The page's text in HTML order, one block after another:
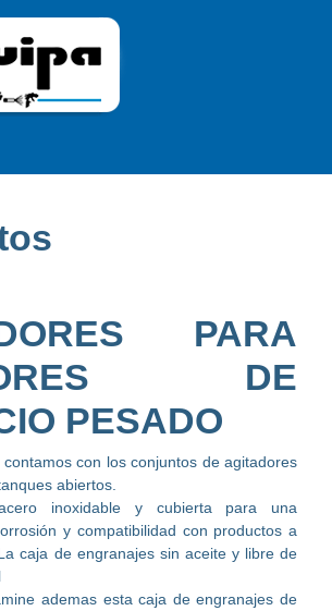
PARA
DE
PESADO
con los conjuntos de agitadores
abiertos.
inoxidable y cubierta para una
y compatibilidad con productos a
caja de engranajes sin aceite y libre de
ademas esta caja de engranajes de